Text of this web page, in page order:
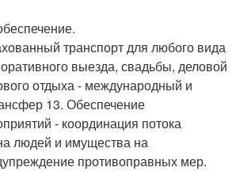
транспорт для любого вида
выезда, свадьбы, деловой
отдыха - международный и
13. Обеспечение
- координация потока
людей и имущества на
противоправных мер.